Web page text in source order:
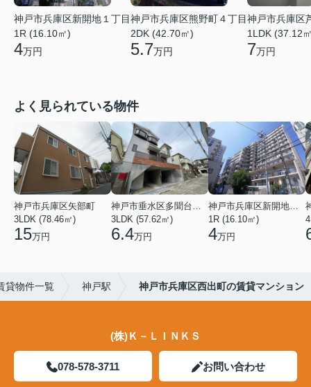
神戸市兵庫区新開地１丁目
1R (16.10㎡)
4万円
神戸市兵庫区熊野町４丁目
2DK (42.70㎡)
5.7万円
神戸市兵庫区
1LDK (37.12
7万円
よく見られている物件
神戸市兵庫区矢部町
3LDK (78.46㎡)
15万円
神戸市垂水区多聞台２丁目
3LDK (57.62㎡)
6.4万円
神戸市兵庫区新開地１丁目
1R (16.10㎡)
4万円
貸物件一覧 神戸駅 神戸市兵庫区西出町の賃貸マンション
(株)Ｋ－ＬＩＮＫＳ
078-578-3711 お問い合わせ